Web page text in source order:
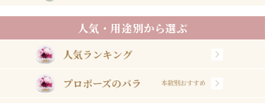
人気・用途別から選ぶ
人気ランキング
プロポーズのバラ 本数別おすすめ